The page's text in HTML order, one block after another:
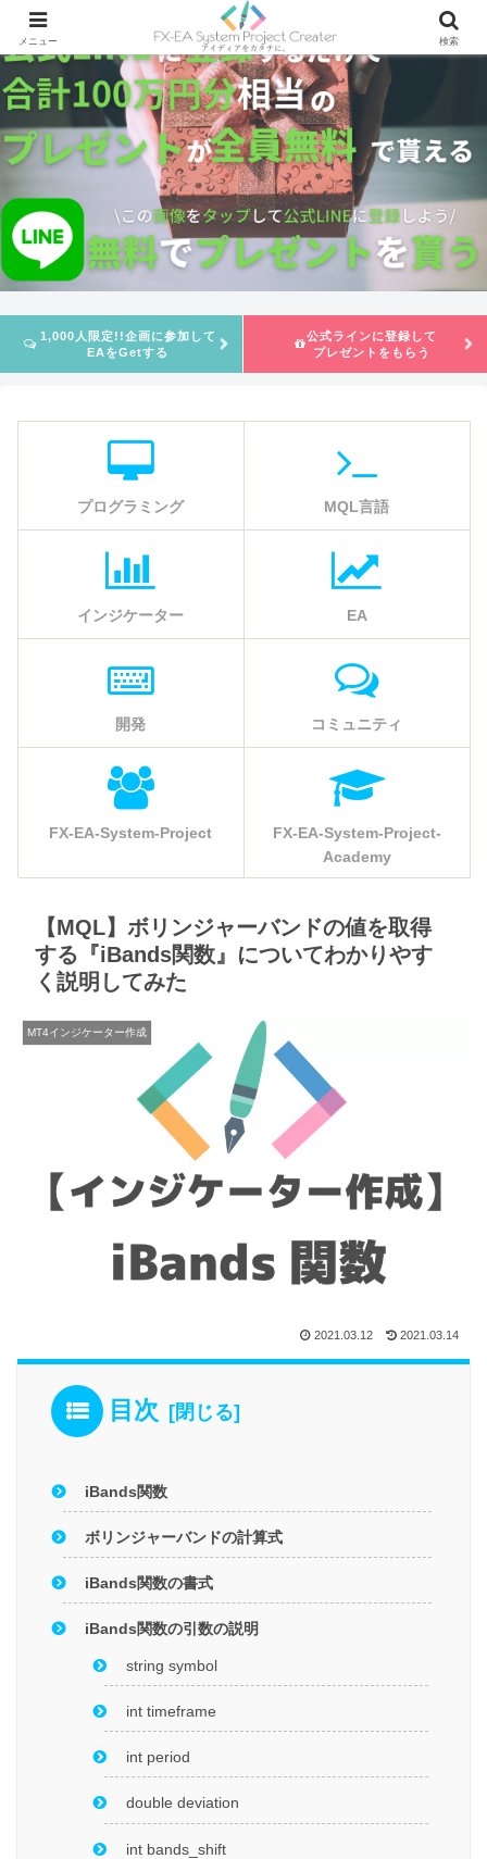
1,000人限定!!企画に参加して
EAをGetする
公式ラインに登録して
プレゼントをもらう
プログラミング MQL言語
インジケーター EA
開発 コミュニティ
FX-EA-System-Project
FX-EA-System-Project-
Academy
【MQL】ボリンジャーバンドの値を取得
する『iBands関数』についてわかりやす
く説明してみた
MT4インジケーター作成
2021.03.12 2021.03.14
目次
iBands関数
ボリンジャーバンドの計算式
iBands関数の書式
iBands関数の引数の説明
string symbol
int timeframe
int period
double deviation
int bands_shift
メニュー 検索